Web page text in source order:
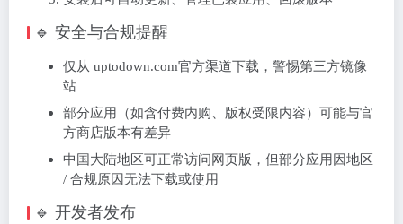
🔹 安全与合规提醒
仅从 uptodown.com官方渠道下载，警惕第三方镜像
站
部分应用（如含付费内购、版权受限内容）可能与官
方商店版本有差异
中国大陆地区可正常访问网页版，但部分应用因地区
/ 合规原因无法下载或使用
🔹 开发者发布